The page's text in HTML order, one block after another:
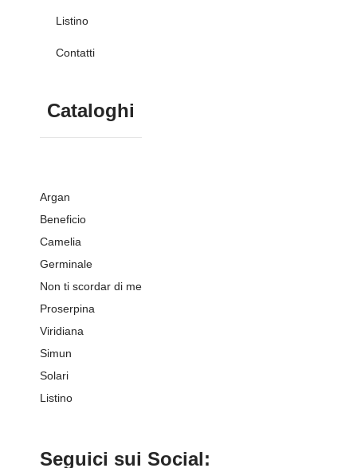
Listino
Contatti
Cataloghi
Argan
Beneficio
Camelia
Germinale
Non ti scordar di me
Proserpina
Viridiana
Simun
Solari
Listino
Seguici sui Social: